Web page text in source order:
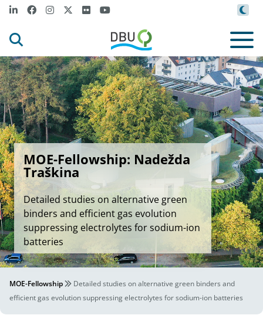
MOE-Fellowship: Nadežda
Traškina
Detailed studies on alternative green
binders and efficient gas evolution
suppressing electrolytes for sodium-ion
batteries
MOE-Fellowship
Detailed studies on alternative green binders and
efficient gas evolution suppressing electrolytes for sodium-ion batteries